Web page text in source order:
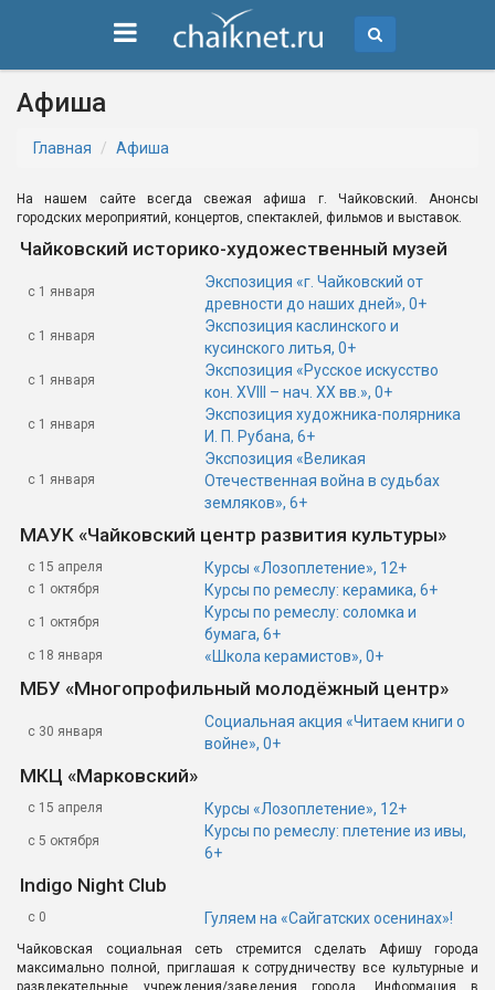
Афиша
Главная Афиша
На нашем сайте всегда свежая афиша г. Чайковский. Анонсы
городских мероприятий, концертов, спектаклей, фильмов и выставок.
Чайковский историко-художественный музей
с 1 января
Экспозиция «г. Чайковский от
древности до наших дней», 0+
с 1 января
Экспозиция каслинского и
кусинского литья, 0+
с 1 января
Экспозиция «Русское искусство
кон. XVIII – нач. XX вв.», 0+
с 1 января
Экспозиция художника-полярника
И. П. Рубана, 6+
с 1 января
Экспозиция «Великая
Отечественная война в судьбах
земляков», 6+
МАУК «Чайковский центр развития культуры»
с 15 апреля Курсы «Лозоплетение», 12+
с 1 октября Курсы по ремеслу: керамика, 6+
с 1 октября
Курсы по ремеслу: соломка и
бумага, 6+
с 18 января «Школа керамистов», 0+
МБУ «Многопрофильный молодёжный центр»
с 30 января
Социальная акция «Читаем книги о
войне», 0+
МКЦ «Марковский»
с 15 апреля Курсы «Лозоплетение», 12+
с 5 октября
Курсы по ремеслу: плетение из ивы,
6+
Indigo Night Club
с 0 Гуляем на «Сайгатских осенинах»!
Чайковская социальная сеть стремится сделать Афишу города
максимально полной, приглашая к сотрудничеству все культурные и
развлекательные учреждения/заведения города. Информация в